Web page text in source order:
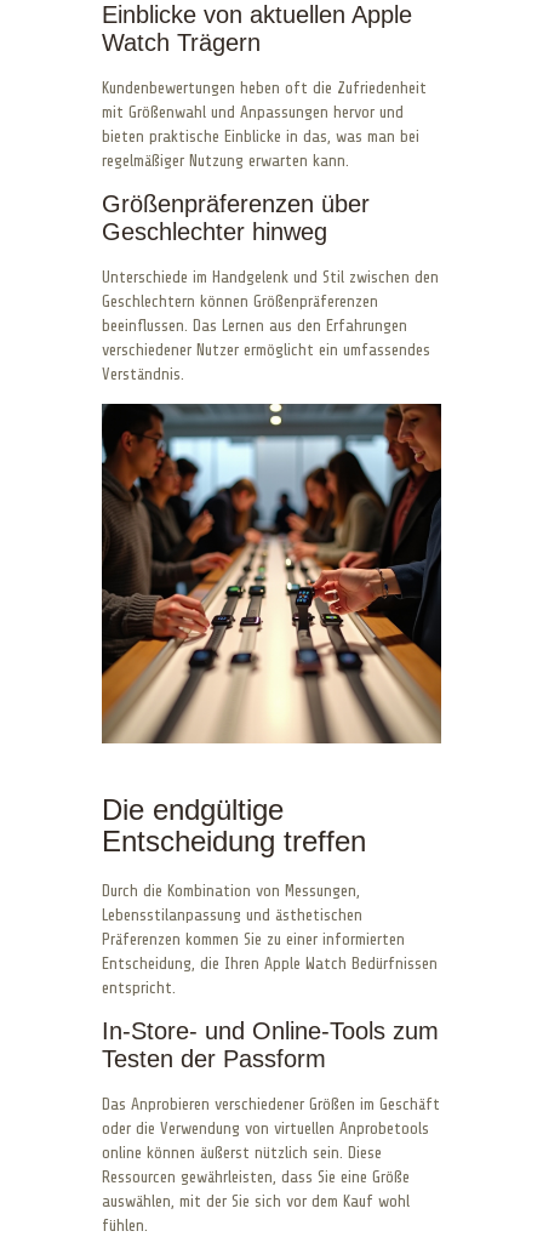
Einblicke von aktuellen Apple
Watch Trägern
Kundenbewertungen heben oft die Zufriedenheit
mit Größenwahl und Anpassungen hervor und
bieten praktische Einblicke in das, was man bei
regelmäßiger Nutzung erwarten kann.
Größenpräferenzen über
Geschlechter hinweg
Unterschiede im Handgelenk und Stil zwischen den
Geschlechtern können Größenpräferenzen
beeinflussen. Das Lernen aus den Erfahrungen
verschiedener Nutzer ermöglicht ein umfassendes
Verständnis.
Die endgültige
Entscheidung treffen
Durch die Kombination von Messungen,
Lebensstilanpassung und ästhetischen
Präferenzen kommen Sie zu einer informierten
Entscheidung, die Ihren Apple Watch Bedürfnissen
entspricht.
In-Store- und Online-Tools zum
Testen der Passform
Das Anprobieren verschiedener Größen im Geschäft
oder die Verwendung von virtuellen Anprobetools
online können äußerst nützlich sein. Diese
Ressourcen gewährleisten, dass Sie eine Größe
auswählen, mit der Sie sich vor dem Kauf wohl
fühlen.